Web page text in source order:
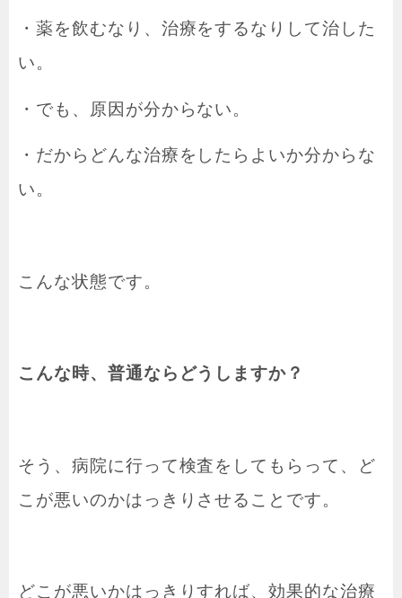
・薬を飲むなり、治療をするなりして治した
い。
・でも、原因が分からない。
・だからどんな治療をしたらよいか分からな
い。
こんな状態です。
こんな時、普通ならどうしますか？
そう、病院に行って検査をしてもらって、ど
こが悪いのかはっきりさせることです。
どこが悪いかはっきりすれば、効果的な治療